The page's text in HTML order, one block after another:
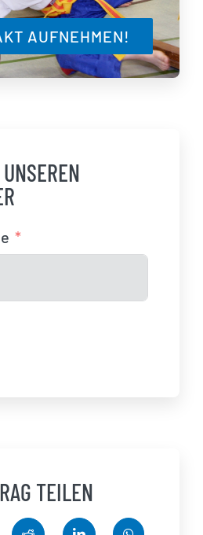
AUFNEHMEN!
TEILEN